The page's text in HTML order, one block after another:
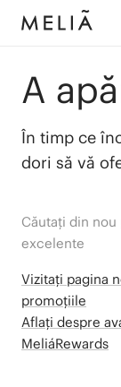
A
În timp ce
dori să vă
Căutați din
excelente
Vizitați pagina
promoțiile
Aflați despre
MeliáRewards